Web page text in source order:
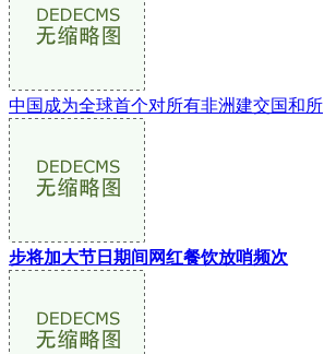
中国成为全球首个对所有非洲建交国和所
步将加大节日期间网红餐饮放哨频次